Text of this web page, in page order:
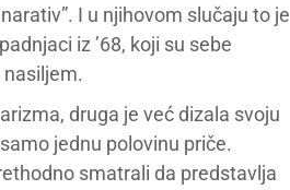
I u njihovom slučaju to je
iz ’68, koji su sebe
druga je već dizala svoju
jednu polovinu priče.
smatrali da predstavlja